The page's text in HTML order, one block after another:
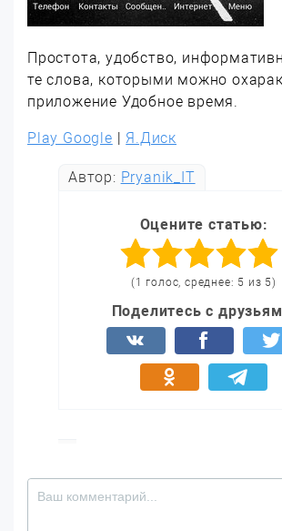
Простота, удобство,
те слова, которыми можно
приложение Удобное время.
Play Google | Я.Диск
Автор: Pryanik_IT
Оцените статью:
(1 голос, среднее: 5 из 5)
Поделитесь с